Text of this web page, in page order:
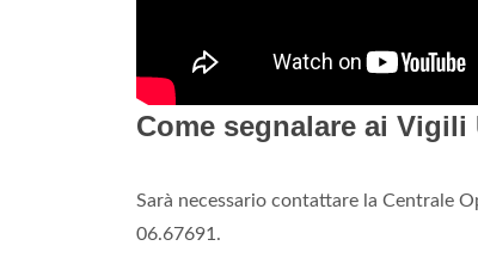
Come segnalare ai Vigili
Sarà necessario contattare la Centrale
06.67691.